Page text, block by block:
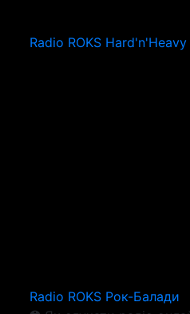
Radio ROKS Hard'n'Heavy
Radio ROKS Рок-Балади